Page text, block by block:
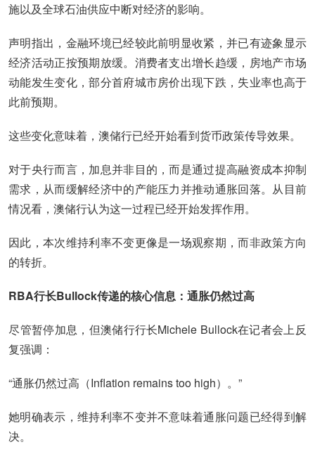
施以及全球石油供应中断对经济的影响。
声明指出，金融环境已经较此前明显收紧，并已有迹象显示
经济活动正按预期放缓。消费者支出增长趋缓，房地产市场
动能发生变化，部分首府城市房价出现下跌，失业率也高于
此前预期。
这些变化意味着，澳储行已经开始看到货币政策传导效果。
对于央行而言，加息并非目的，而是通过提高融资成本抑制
需求，从而缓解经济中的产能压力并推动通胀回落。从目前
情况看，澳储行认为这一过程已经开始发挥作用。
因此，本次维持利率不变更像是一场观察期，而非政策方向
的转折。
RBA行长Bullock传递的核心信息：通胀仍然过高
尽管暂停加息，但澳储行行长Michele Bullock在记者会上反
复强调：
“通胀仍然过高（Inflation remains too high）。”
她明确表示，维持利率不变并不意味着通胀问题已经得到解
决。